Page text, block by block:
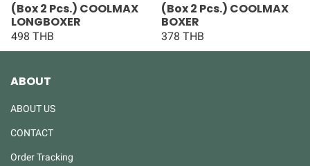
(Box 2 Pcs.) COOLMAX
LONGBOXER
498 THB
(Box 2 Pcs.) COOLMAX
BOXER
378 THB
ABOUT
ABOUT US
CONTACT
Order Tracking